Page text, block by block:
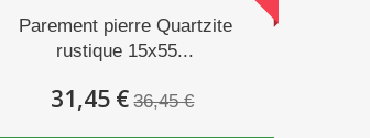
Parement pierre Quartzite
rustique 15x55...
31,45 € 36,45 €